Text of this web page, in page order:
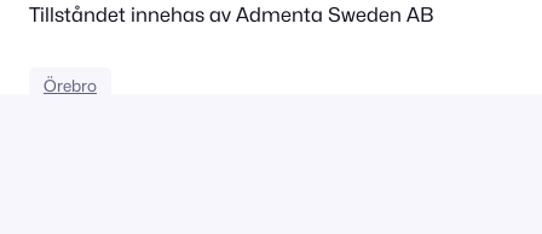
Tillståndet innehas av Admenta Sweden AB
Örebro